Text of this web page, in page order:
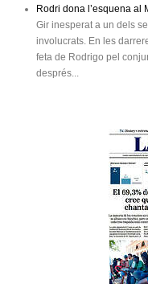
Rodri dona l’esquena al
Gir inesperat a un dels
involucrats. En les
feta de Rodrigo pel
després...